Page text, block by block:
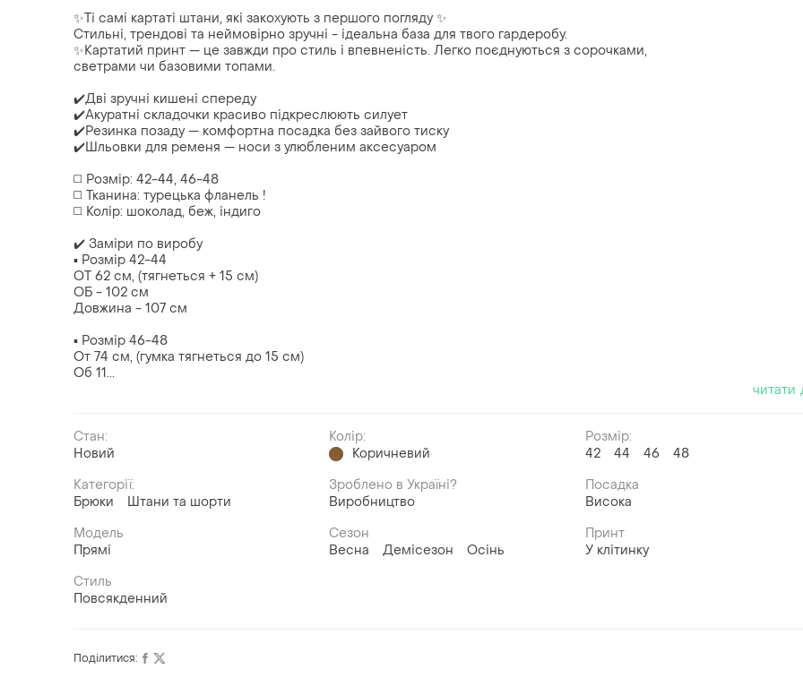
✨Ті самі картаті штани, які закохують з першого погляду ✨
Стильні, трендові та неймовірно зручні - ідеальна база для твого гардеробу.
✨Картатий принт — це завжди про стиль і впевненість. Легко поєднуються з сорочками,
светрами чи базовими топами.
✔️Дві зручні кишені спереду
✔️Акуратні складочки красиво підкреслюють силует
✔️Резинка позаду — комфортна посадка без зайвого тиску
✔️Шльовки для ременя — носи з улюбленим аксесуаром
◻️ Розмір: 42-44, 46-48
◻️ Тканина: турецька фланель !
◻️ Колір: шоколад, беж, індиго
✔️ Заміри по виробу
▪️ Розмір 42-44
ОТ 62 см, (тягнеться + 15 см)
ОБ - 102 см
Довжина - 107 см
▪️ Розмір 46-48
От 74 см, (гумка тягнеться до 15 см)
Об 11...
читати
Стан:
Новий
Колір:
Коричневий
Розмір:
42
44 46
48
Категорії:
Брюки
Штани та шорти
Зроблено в Україні?
Виробництво
Посадка
Висока
Модель
Прямі
Сезон
Весна
Демісезон Осінь
Принт
У клітинку
Стиль
Повсякденний
Поділитися: